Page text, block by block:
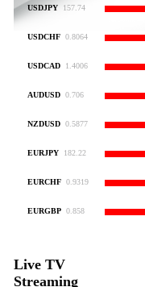
Live TV
Streaming